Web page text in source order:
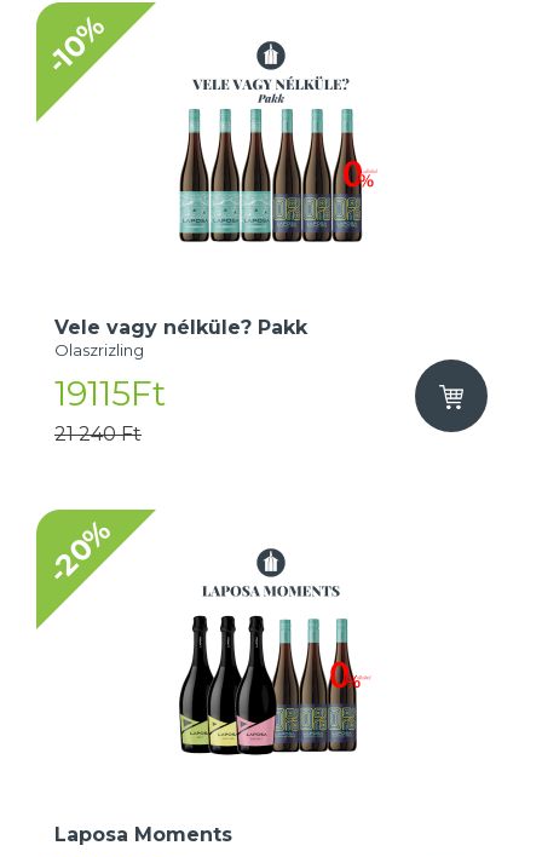
-10%
Vele vagy nélküle? Pakk
Olaszrizling
19115Ft
21 240 Ft
-20%
Laposa Moments